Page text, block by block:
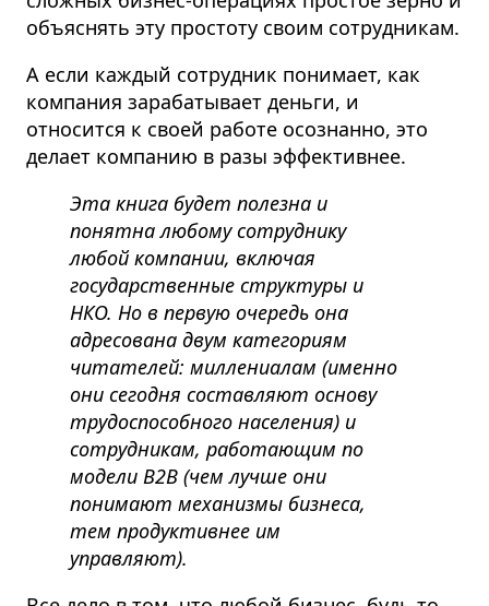
объяснять эту простоту своим сотрудникам.
А если каждый сотрудник понимает, как
компания зарабатывает деньги, и
относится к своей работе осознанно, это
делает компанию в разы эффективнее.
Эта книга будет полезна и
понятна любому сотруднику
любой компании, включая
государственные структуры и
НКО. Но в первую очередь она
адресована двум категориям
читателей: миллениалам (именно
они сегодня составляют основу
трудоспособного населения) и
сотрудникам, работающим по
модели B2B (чем лучше они
понимают механизмы бизнеса,
тем продуктивнее им
управляют).